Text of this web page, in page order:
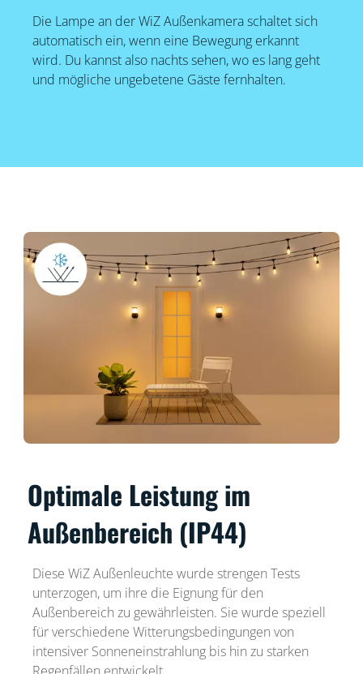
Die Lampe an der WiZ Außenkamera schaltet sich
automatisch ein, wenn eine Bewegung erkannt
wird. Du kannst also nachts sehen, wo es lang geht
und mögliche ungebetene Gäste fernhalten.
Optimale Leistung im
Außenbereich (IP44)
Diese WiZ Außenleuchte wurde strengen Tests
unterzogen, um ihre die Eignung für den
Außenbereich zu gewährleisten. Sie wurde speziell
für verschiedene Witterungsbedingungen von
intensiver Sonneneinstrahlung bis hin zu starken